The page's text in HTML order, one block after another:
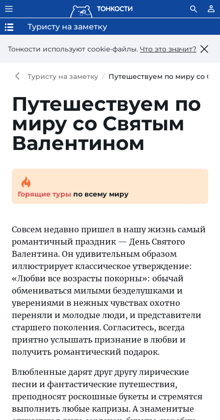
Тонкости используют сookie-файлы. Что это значит?
Туристу на заметку
Туристу на заметку Путешествуем по миру со
Путешествуем по
миру со Святым
Валентином
Горящие туры по всему миру
Совсем недавно пришел в нашу жизнь самый
романтичный праздник — День Святого
Валентина. Он удивительным образом
иллюстрирует классическое утверждение:
«Любви все возрасты покорны»: обычай
обмениваться милыми безделушками и
уверениями в нежных чувствах охотно
переняли и молодые люди, и представители
старшего поколения. Согласитесь, всегда
приятно услышать признание в любви и
получить романтический подарок.
Влюбленные дарят друг другу лирические
песни и фантастические путешествия,
преподносят роскошные букеты и стремятся
выполнить любые капризы. А знаменитые